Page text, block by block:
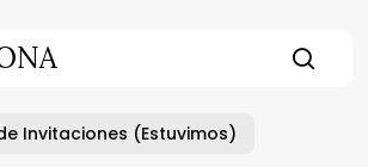
Invitaciones (Estuvimos)